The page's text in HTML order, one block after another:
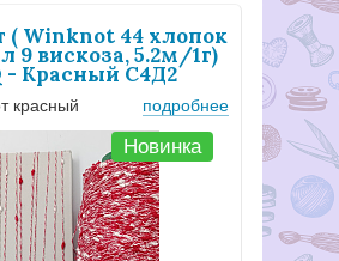
( Winknot 44 хлопок
9 вискоза, 5.2м/1г)
- Красный С4Д2
красный подробнее
Новинка